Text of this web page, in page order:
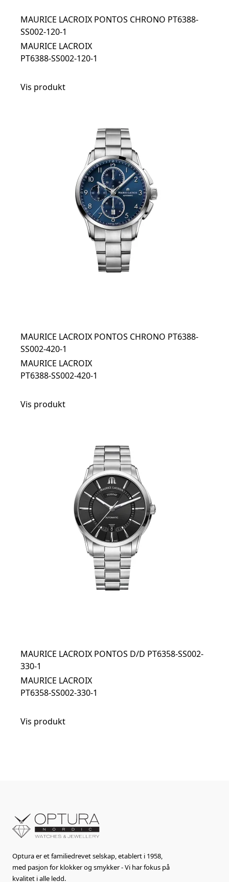
MAURICE LACROIX PONTOS CHRONO PT6388-
SS002-120-1
MAURICE LACROIX
PT6388-SS002-120-1
Vis produkt
MAURICE LACROIX PONTOS CHRONO PT6388-
SS002-420-1
MAURICE LACROIX
PT6388-SS002-420-1
Vis produkt
MAURICE LACROIX PONTOS D/D PT6358-SS002-
330-1
MAURICE LACROIX
PT6358-SS002-330-1
Vis produkt
Optura er et familiedrevet selskap, etablert i 1958,
med pasjon for klokker og smykker - Vi har fokus på
kvalitet i alle ledd.